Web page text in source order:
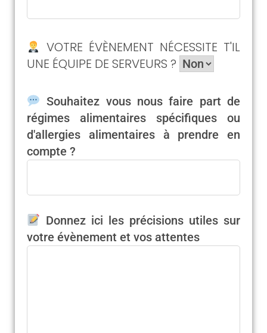
VOTRE ÉVÈNEMENT NÉCESSITE T'IL
UNE ÉQUIPE DE SERVEURS ?
Souhaitez vous nous faire part de
régimes alimentaires spécifiques ou
d'allergies alimentaires à prendre en
compte ?
Donnez ici les précisions utiles sur
votre évènement et vos attentes